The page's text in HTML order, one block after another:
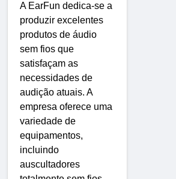
A EarFun dedica-se a
produzir excelentes
produtos de áudio
sem fios que
satisfaçam as
necessidades de
audição atuais. A
empresa oferece uma
variedade de
equipamentos,
incluindo
auscultadores